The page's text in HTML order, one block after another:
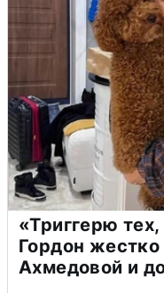
«Триггерю
Гордон
Ахмедовой и